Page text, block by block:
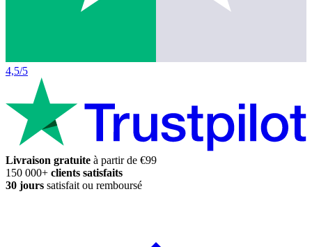
4,5/5
Livraison gratuite à partir de €99
150 000+ clients satisfaits
30 jours satisfait ou remboursé